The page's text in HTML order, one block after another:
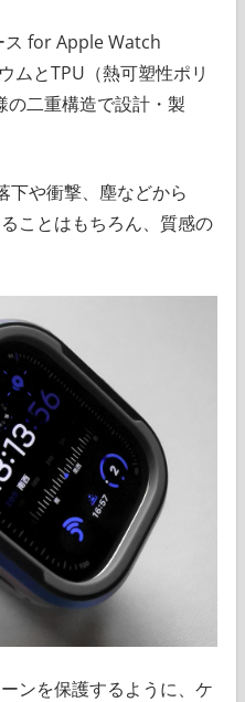
ス for Apple Watch
ムとTPU（熱可塑性ポリ
の二重構造で設計・製
下や衝撃、塵などから
ことはもちろん、質感の
ンを保護するように、ケ